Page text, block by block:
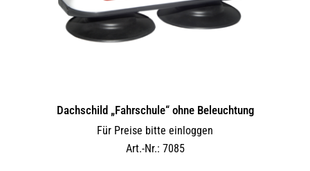
Dachschild „Fahrschule“ ohne Beleuchtung
Für Preise bitte einloggen
Art.-Nr.: 7085